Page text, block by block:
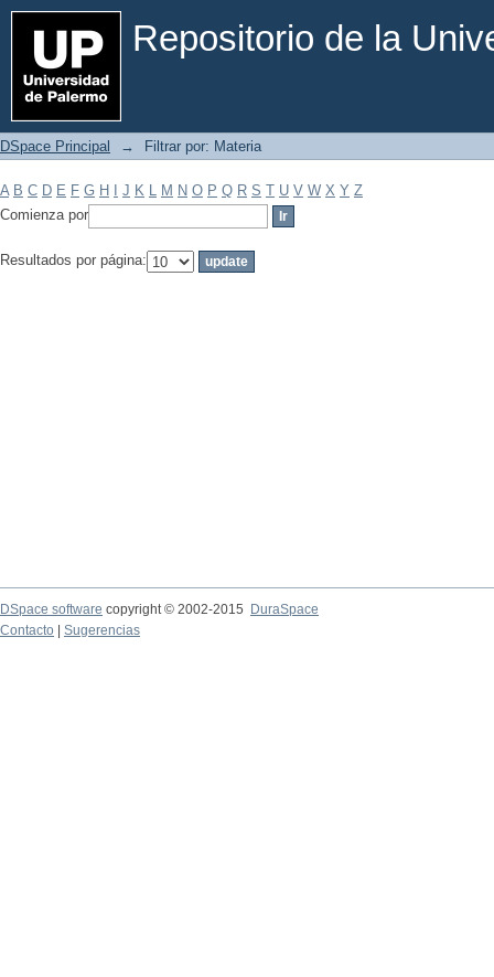
Repositorio de la
Filtrar por: Materia
DSpace Principal → Filtrar por: Materia
A B C D E F G H J K L M N O P Q R S T U V W X Y Z
Comienza por
Resultados por página:
DSpace software copyright © 2002-2015
DuraSpace
Contacto
Sugerencias